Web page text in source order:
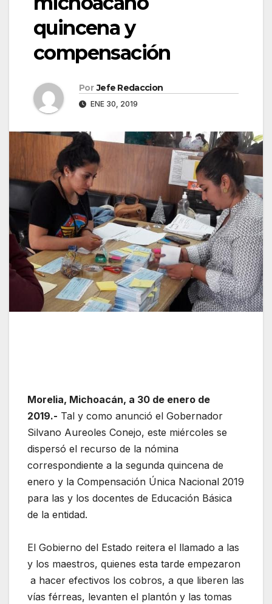
quincena y
compensación
Por Jefe Redaccion
ENE 30, 2019
Morelia, Michoacán, a 30 de enero de
2019.- Tal y como anunció el Gobernador
Silvano Aureoles Conejo, este miércoles se
dispersó el recurso de la nómina
correspondiente a la segunda quincena de
enero y la Compensación Única Nacional 2019
para las y los docentes de Educación Básica
de la entidad.
El Gobierno del Estado reitera el llamado a las
y los maestros, quienes esta tarde empezaron
a hacer efectivos los cobros, a que liberen las
vías férreas, levanten el plantón y las tomas